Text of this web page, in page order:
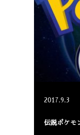
2017.9.3
伝説ポケモ